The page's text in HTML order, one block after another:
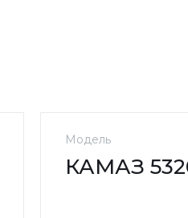
Модель
КАМАЗ